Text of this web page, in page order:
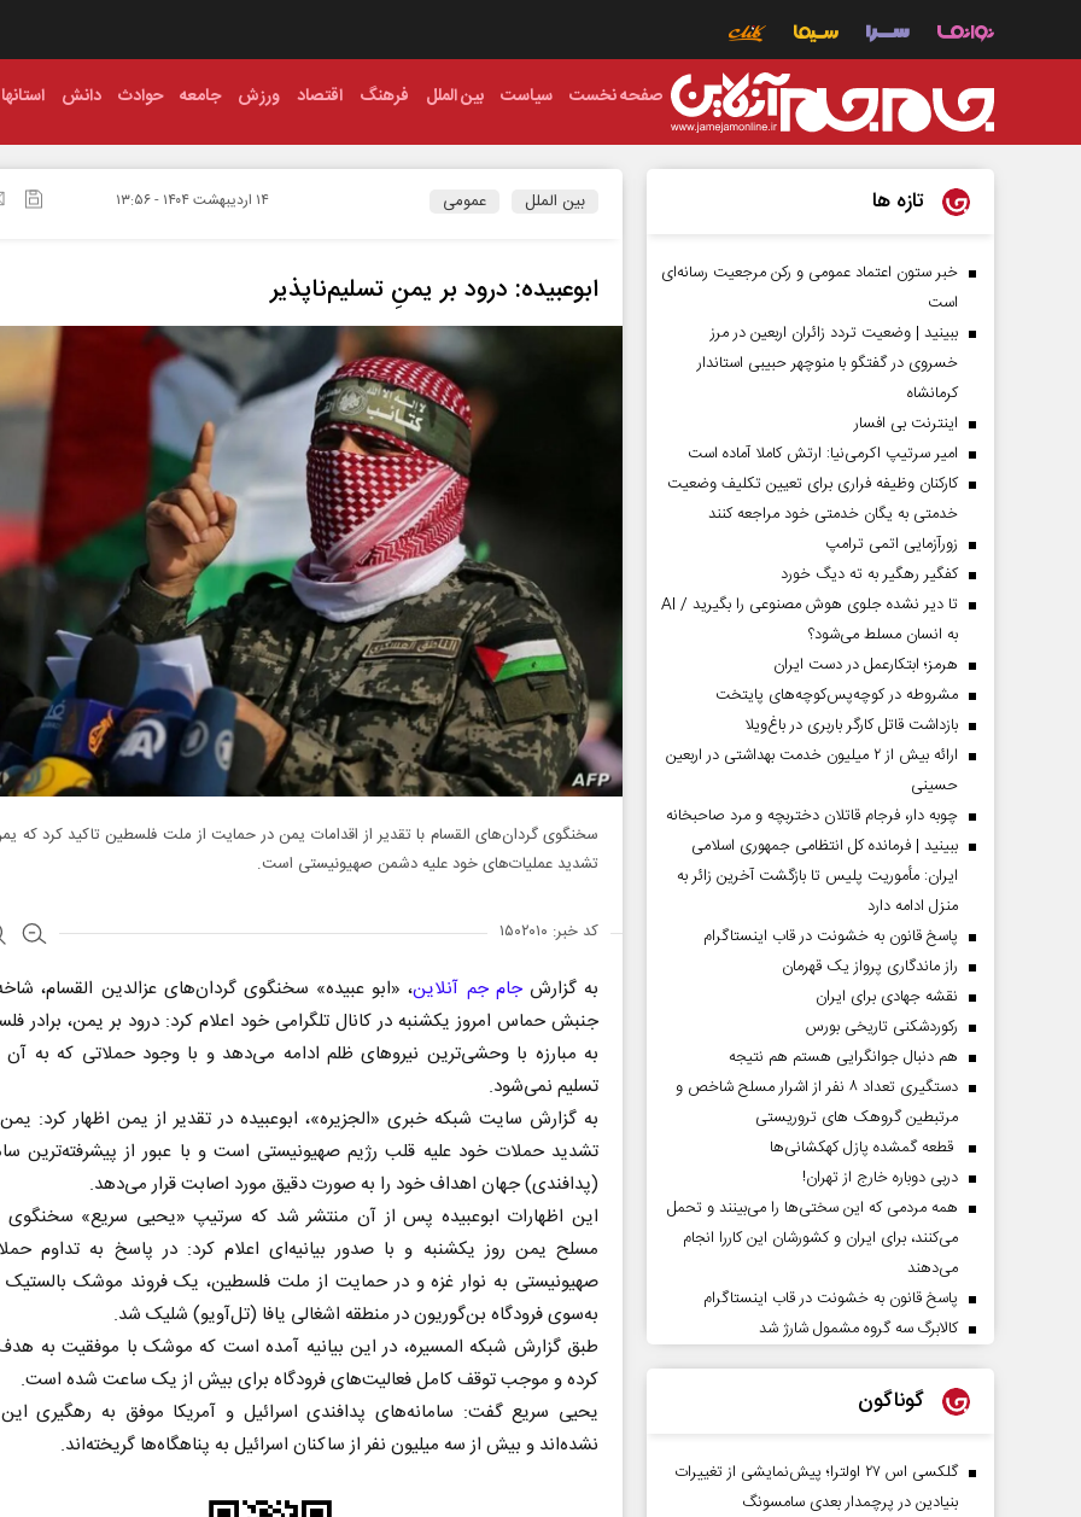
صفحه نخست سیاست بین الملل فرهنگ اقتصاد ورزش جامعه حوادث دانش استانها
بین الملل عمومی ۱۴ ارديبهشت ۱۴۰۴ - ۱۳:۵۶
ابوعبیده: درود بر یمنِ تسلیم‌ناپذیر
سخنگوی گردان‌های القسام با تقدیر از اقدامات یمن در حمایت از ملت فلسطین تاکید کرد که
تشدید عملیات‌های خود علیه دشمن صهیونیستی است.
کد خبر: ۱۵۰۲۰۱۰
به گزارشجام جم آنلاین، «ابو عبیده» سخنگوی گردان‌های عزالدین القسام،
جنبش حماس امروز یکشنبه در کانال تلگرامی خود اعلام کرد: درود بر یمن، برادر
به مبارزه با وحشی‌ترین نیروهای ظلم ادامه می‌دهد و با وجود حملاتی که به
تسلیم نمی‌شود.
به گزارش سایت شبکه خبری «الجزیره»، ابوعبیده در تقدیر از یمن اظهار کرد:
تشدید حملات خود علیه قلب رژیم صهیونیستی است و با عبور از پیشرفته‌ترین
(پدافندی) جهان اهداف خود را به صورت دقیق مورد اصابت قرار می‌دهد.
این اظهارات ابوعبیده پس از آن منتشر شد که سرتیپ «یحیی سریع» سخنگوی
مسلح یمن روز یکشنبه و با صدور بیانیه‌ای اعلام کرد: در پاسخ به تداوم
صهیونیستی به نوار غزه و در حمایت از ملت فلسطین، یک فروند موشک
به‌سوی فرودگاه بن‌گوریون در منطقه اشغالی یافا (تل‌آویو) شلیک شد.
طبق گزارش شبکه المسیره، در این بیانیه آمده است که موشک با موفقیت به
کرده و موجب توقف کامل فعالیت‌های فرودگاه برای بیش از یک ساعت شده است.
یحیی سریع گفت: سامانه‌های پدافندی اسرائیل و آمریکا موفق به رهگیری
نشده‌اند و بیش از سه میلیون نفر از ساکنان اسرائیل به پناهگاه‌ها گریخته‌اند.
تازه ها
خبر ستون اعتماد عمومی و رکن مرجعیت رسانه‌ای
است
ببینید | وضعیت تردد زائران اربعین در مرز
خسروی در گفتگو با منوچهر حبیبی استاندار
کرمانشاه
اینترنت بی افسار
امیر سرتیپ اکرمی‌نیا: ارتش کاملا آماده است
کارکنان وظیفه فراری برای تعیین تکلیف وضعیت
خدمتی به یگان خدمتی خود مراجعه کنند
زورآزمایی اتمی ترامپ
کفگیر رهگیر به ته دیگ خورد
تا دیر نشده جلوی هوش مصنوعی را بگیرید / AI
به انسان مسلط می‌شود؟
هرمز؛ ابتکارعمل در دست ایران
مشروطه در کوچه‌پس‌کوچه‌های پایتخت
بازداشت قاتل کارگر باربری در باغ‌ویلا
ارائه بیش از ۲ میلیون خدمت بهداشتی در اربعین
حسینی
چوبه دار، فرجام قاتلان دختربچه و مرد صاحبخانه
ببینید | فرمانده کل انتظامی جمهوری اسلامی
ایران­: مأموریت پلیس تا بازگشت آخرین زائر به
منزل ادامه دارد
پاسخ قانون به خشونت در قاب اینستاگرام
راز ماندگاری پرواز یک قهرمان
نقشه جهادی برای ایران
رکوردشکنی تاریخی بورس
هم دنبال جوانگرایی هستم هم نتیجه
دستگیری تعداد ۸ نفر از اشرار مسلح شاخص و
مرتبطین گروهک های تروریستی
قطعه گمشده پازل کهکشانی‌ها
دربی دوباره خارج از تهران!
همه مردمی که این سختی‌ها را می‌بینند و تحمل
می‌کنند، برای ایران و کشورشان این کاررا انجام
می‌دهند
پاسخ قانون به خشونت در قاب اینستاگرام
کالابرگ سه گروه مشمول شارژ شد
گوناگون
گلکسی اس ۲۷ اولترا؛ پیش‌نمایشی از تغییرات
بنیادین در پرچمدار بعدی سامسونگ